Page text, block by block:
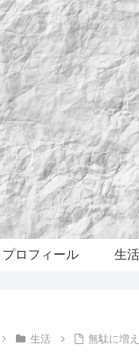
プロフィール 生活
生活 無駄に増